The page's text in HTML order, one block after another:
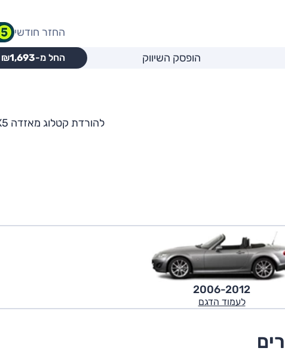
החזר חודשי
הופסק השיווק החל מ-₪1,693
להורדת קטלוג מאזדה MX5
2006-2012
לעמוד הדגם